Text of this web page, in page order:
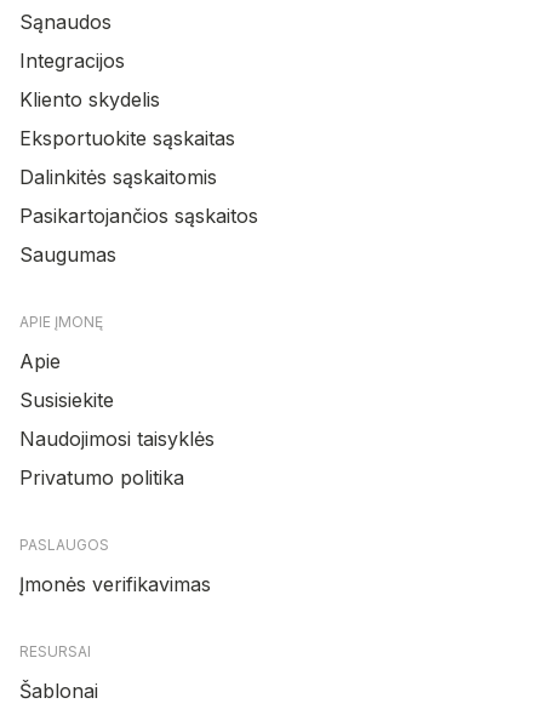
Sąnaudos
Integracijos
Kliento skydelis
Eksportuokite sąskaitas
Dalinkitės sąskaitomis
Pasikartojančios sąskaitos
Saugumas
APIE ĮMONĘ
Apie
Susisiekite
Naudojimosi taisyklės
Privatumo politika
PASLAUGOS
Įmonės verifikavimas
RESURSAI
Šablonai